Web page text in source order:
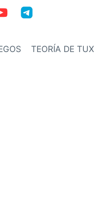
TEORÍA DE TUX